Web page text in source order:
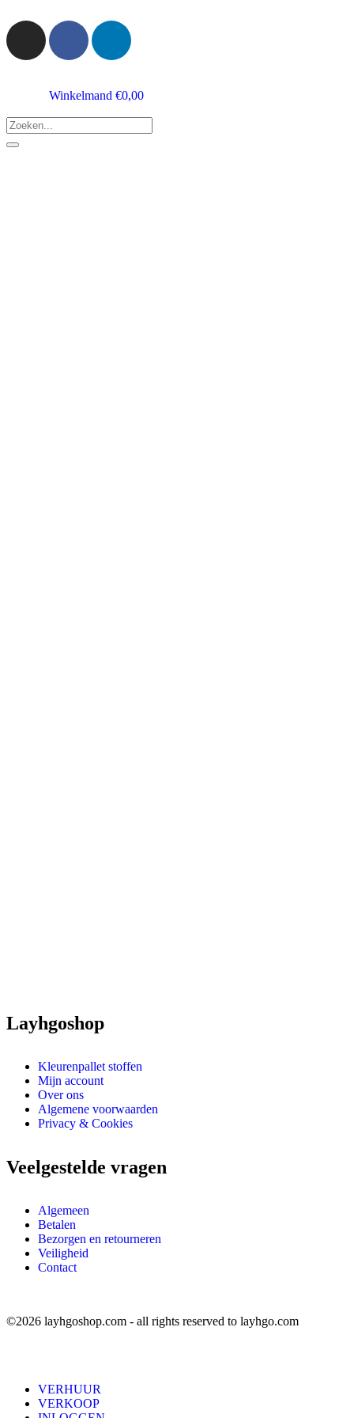
Winkelmand €0,00
Layhgoshop
Kleurenpallet stoffen
Mijn account
Over ons
Algemene voorwaarden
Privacy & Cookies
Veelgestelde vragen
Algemeen
Betalen
Bezorgen en retourneren
Veiligheid
Contact
©2026 layhgoshop.com - all rights reserved to layhgo.com
VERHUUR
VERKOOP